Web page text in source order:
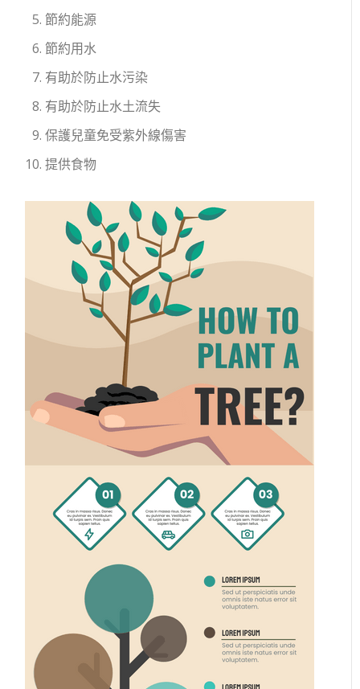
節約能源
節約用水
有助於防止水污染
有助於防止水土流失
保護兒童免受紫外線傷害
提供食物